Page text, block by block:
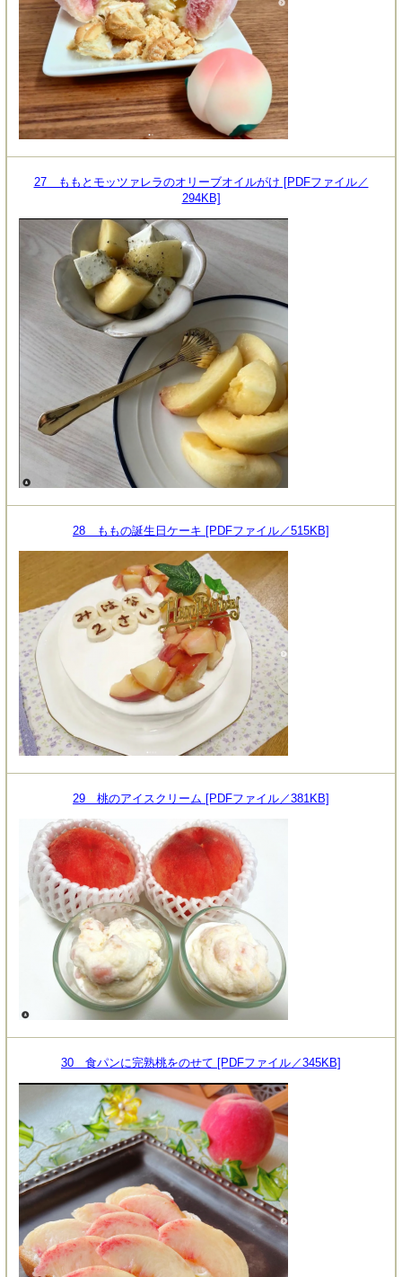
27 ももとモッツァレラのオリーブオイルがけ [PDFファイル／
294KB]
28 ももの誕生日ケーキ [PDFファイル／515KB]
29 桃のアイスクリーム [PDFファイル／381KB]
30 食パンに完熟桃をのせて [PDFファイル／345KB]